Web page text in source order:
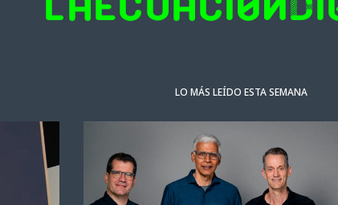
LO MÁS LEÍDO ESTA SEMANA